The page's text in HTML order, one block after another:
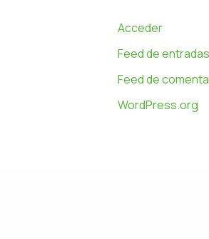
Acceder
Feed de entradas
Feed de
WordPress.org